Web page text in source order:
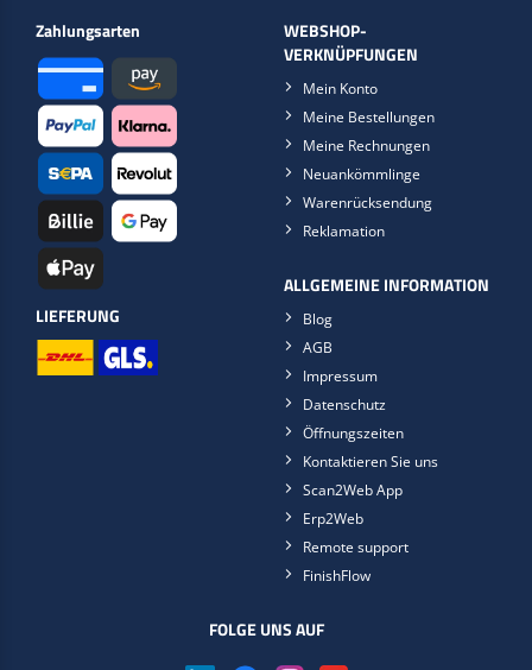
Zahlungsarten
LIEFERUNG
WEBSHOP-
VERKNÜPFUNGEN
Mein Konto
Meine Bestellungen
Meine Rechnungen
Neuankömmlinge
Warenrücksendung
Reklamation
ALLGEMEINE INFORMATION
Blog
AGB
Impressum
Datenschutz
Öffnungszeiten
Kontaktieren Sie uns
Scan2Web App
Erp2Web
Remote support
FinishFlow
FOLGE UNS AUF